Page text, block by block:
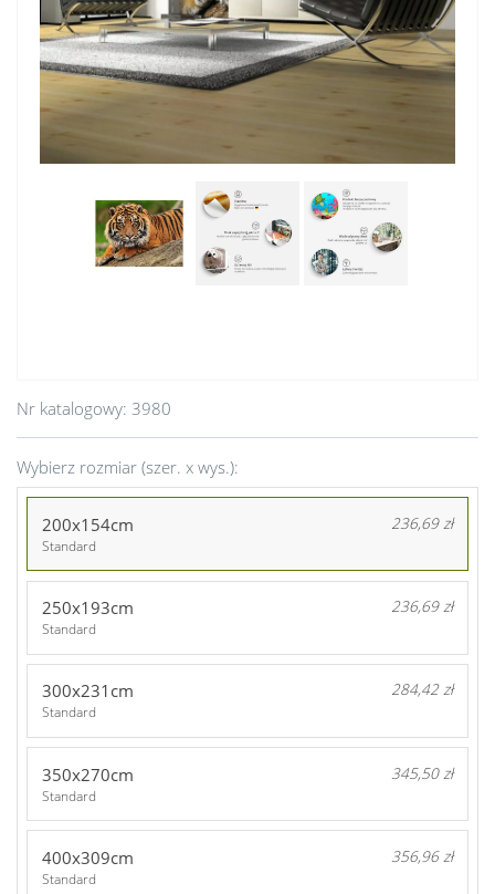
Nr katalogowy: 3980
Wybierz rozmiar (szer. x wys.):
200x154cm 236,69 zł
Standard
250x193cm 236,69 zł
Standard
300x231cm 284,42 zł
Standard
350x270cm 345,50 zł
Standard
400x309cm 356,96 zł
Standard